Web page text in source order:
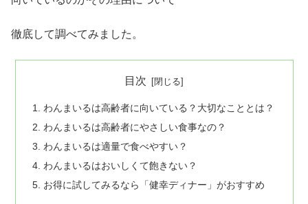
徹底して調べてみました。
目次
わんまいるは高齢者に向いている？大切なこととは？
わんまいるは高齢者にやさしい食事なの？
わんまいるは適量で食べやすい？
わんまいるはおいしくて飽きない？
お得に試してみるなら「健幸ディナー」がおすすめ